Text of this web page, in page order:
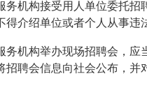
机构接受用人单位委托招
得介绍单位或者个人从事违
机构举办现场招聘会，应
招聘会信息向社会公布，并